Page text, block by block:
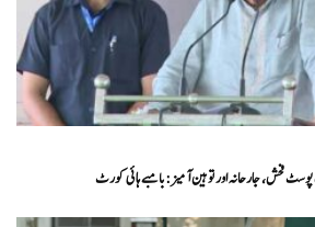
فحش، جارحانہ اور توہین آمیز:بامبے ہائی کورٹ